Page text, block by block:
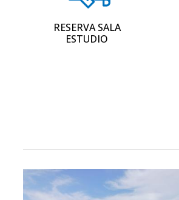
RESERVA SALA
ESTUDIO